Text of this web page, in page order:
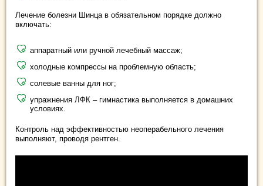
Лечение болезни Шинца в обязательном порядке должно
включать:
аппаратный или ручной лечебный массаж;
холодные компрессы на проблемную область;
солевые ванны для ног;
упражнения ЛФК – гимнастика выполняется в домашних
условиях.
Контроль над эффективностью неоперабельного лечения
выполняют, проводя рентген.